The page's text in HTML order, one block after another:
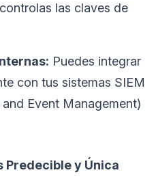
las claves de
Puedes integrar
con tus sistemas SIEM
Event Management)
Predecible y Única